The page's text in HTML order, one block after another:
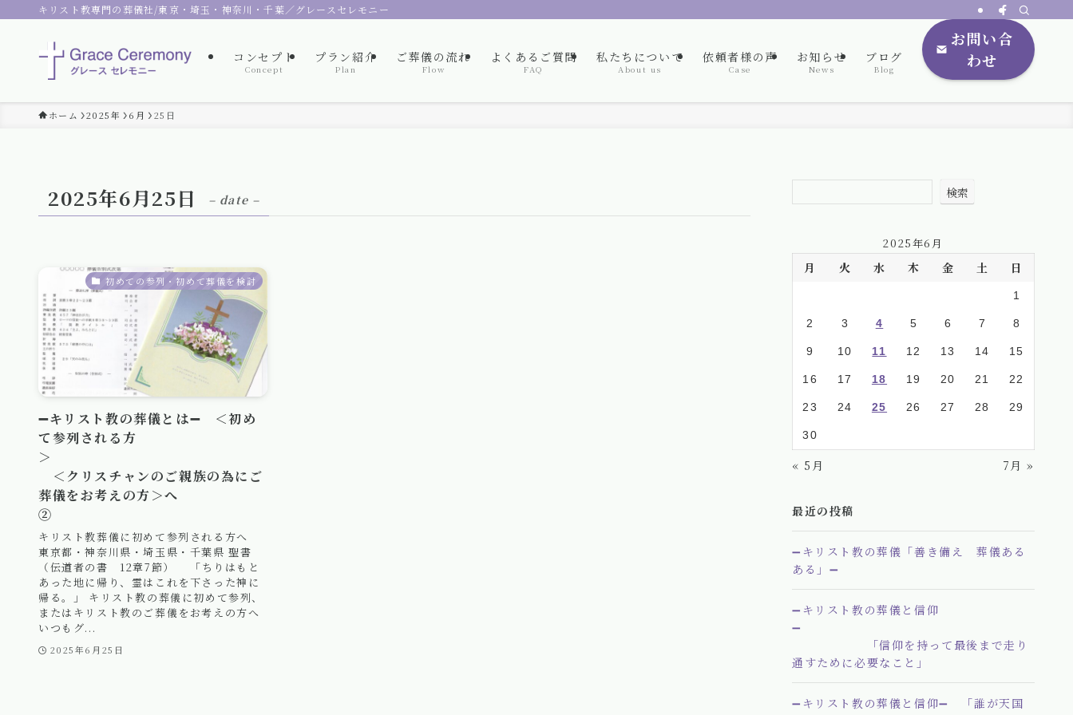
キリスト教専門の葬儀社/東京・埼玉・神奈川・千葉／グレースセレモニー
コンセプト
Concept
プラン紹介
Plan
ご葬儀の流れ
Flow
よくあるご質問
FAQ
私たちについて
About us
依頼者様の声
Case
お知らせ
News
ブログ
Blog
お問い合
わせ
ホーム 2025年 6月 25日
2025年6月25日 – date –
初めての参列・初めて葬儀を検討
➖キリスト教の葬儀とは➖ ＜初め
て参列される方
＞
＜クリスチャンのご親族の為にご
葬儀をお考えの方＞へ
②
キリスト教葬儀に初めて参列される方へ
東京都・神奈川県・埼玉県・千葉県 聖書
（伝道者の書 12章7節） 「ちりはもと
あった地に帰り、霊はこれを下さった神に
帰る。」 キリスト教の葬儀に初めて参列、
またはキリスト教のご葬儀をお考えの方へ
いつもグ...
2025年6月25日
検索
2025年6月
月 火 水 木 金 土 日
1
2 3 4 5 6 7 8
9 10 11 12 13 14 15
16 17 18 19 20 21 22
23 24 25 26 27 28 29
30
« 5月 7月 »
最近の投稿
➖キリスト教の葬儀「善き備え 葬儀ある
ある」➖
➖キリスト教の葬儀と信仰
➖
「信仰を持って最後まで走り
通すために必要なこと」
➖キリスト教の葬儀と信仰➖ 「誰が天国